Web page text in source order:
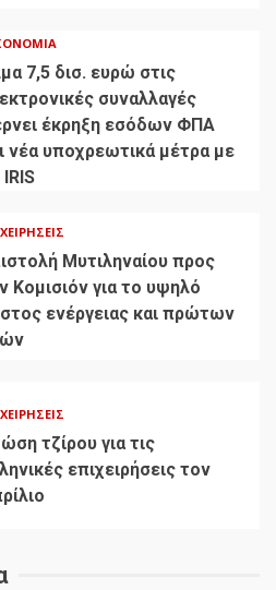
7,5 δισ. ευρώ στις
συναλλαγές
έκρηξη εσόδων ΦΠΑ
νέα υποχρεωτικά μέτρα με
Μυτιληναίου προς
Κομισιόν για το υψηλό
ενέργειας και πρώτων
τζίρου για τις
επιχειρήσεις τον